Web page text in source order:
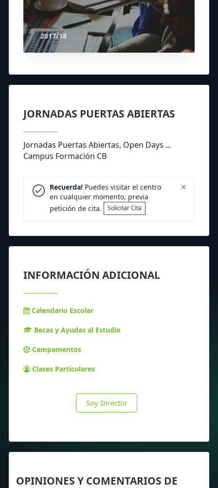
2017/18
JORNADAS PUERTAS ABIERTAS
Jornadas Puertas Abiertas, Open Days ...
Campus Formación CB
×
Recuerda!Puedes visitar el centro
en cualquier momento, previa
petición de cita.
Solicitar Cita
INFORMACIÓN ADICIONAL
Calendario Escolar
Becas y Ayudas al Estudio
Campamentos
Clases Particulares
Soy Director
OPINIONES Y COMENTARIOS DE